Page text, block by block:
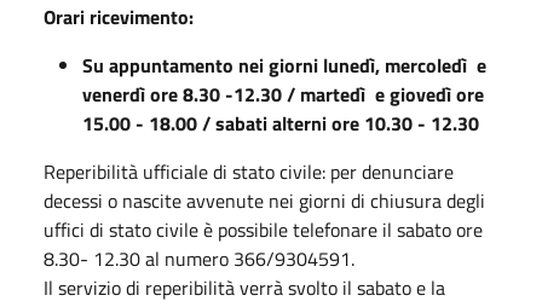
Orari ricevimento:
Su appuntamento nei giorni lunedì, mercoledì e
venerdì ore 8.30 -12.30 / martedì e giovedì ore
15.00 - 18.00 / sabati alterni ore 10.30 - 12.30
Reperibilità ufficiale di stato civile: per denunciare
decessi o nascite avvenute nei giorni di chiusura degli
uffici di stato civile è possibile telefonare il sabato ore
8.30- 12.30 al numero 366/9304591.
Il servizio di reperibilità verrà svolto il sabato e la